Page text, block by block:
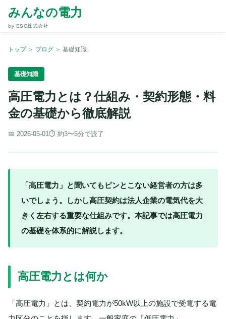
みんなの電力
by ESC株式会社
トップ＞ ブログ ＞ 基礎知識
基礎知識
高圧電力とは？仕組み・契約形態・料
金の基礎から徹底解説
📅 2026-05-01⏱ 約3〜5分で読了
「高圧電力」と聞いてもピンとこない経営者の方は多
いでしょう。しかし高圧契約は法人企業の電気代を大
きく左右する重要な仕組みです。本記事では高圧電力
の基礎を体系的に解説します。
高圧電力とは何か
「高圧電力」とは、契約電力が50kW以上の施設で受電する電